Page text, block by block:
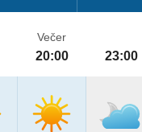
Večer
20:00 23:00